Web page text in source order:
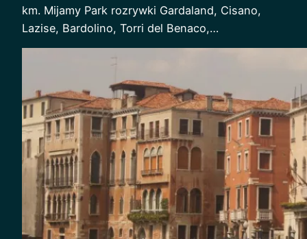
km. Mijamy Park rozrywki Gardaland, Cisano,
Lazise, Bardolino, Torri del Benaco,…